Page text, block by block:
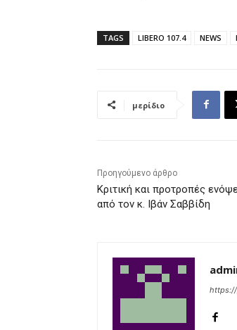
TAGS LIBERO 107.4 NEWS
μερίδιο
Προηγούμενο άρθρο
Κριτική και προτροπές
από τον κ. Ιβάν Σαββίδη